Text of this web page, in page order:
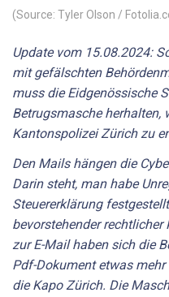
(Source: Tyler Olson /
Update vom 15.08.2024:
mit gefälschten
muss die Eidgenössische
Betrugsmasche herhalten,
Kantonspolizei Zürich zu
Den Mails hängen die
Darin steht, man habe
Steuererklärung
bevorstehender rechtlicher
zur E-Mail haben sich die
Pdf-Dokument etwas
die Kapo Zürich. Die